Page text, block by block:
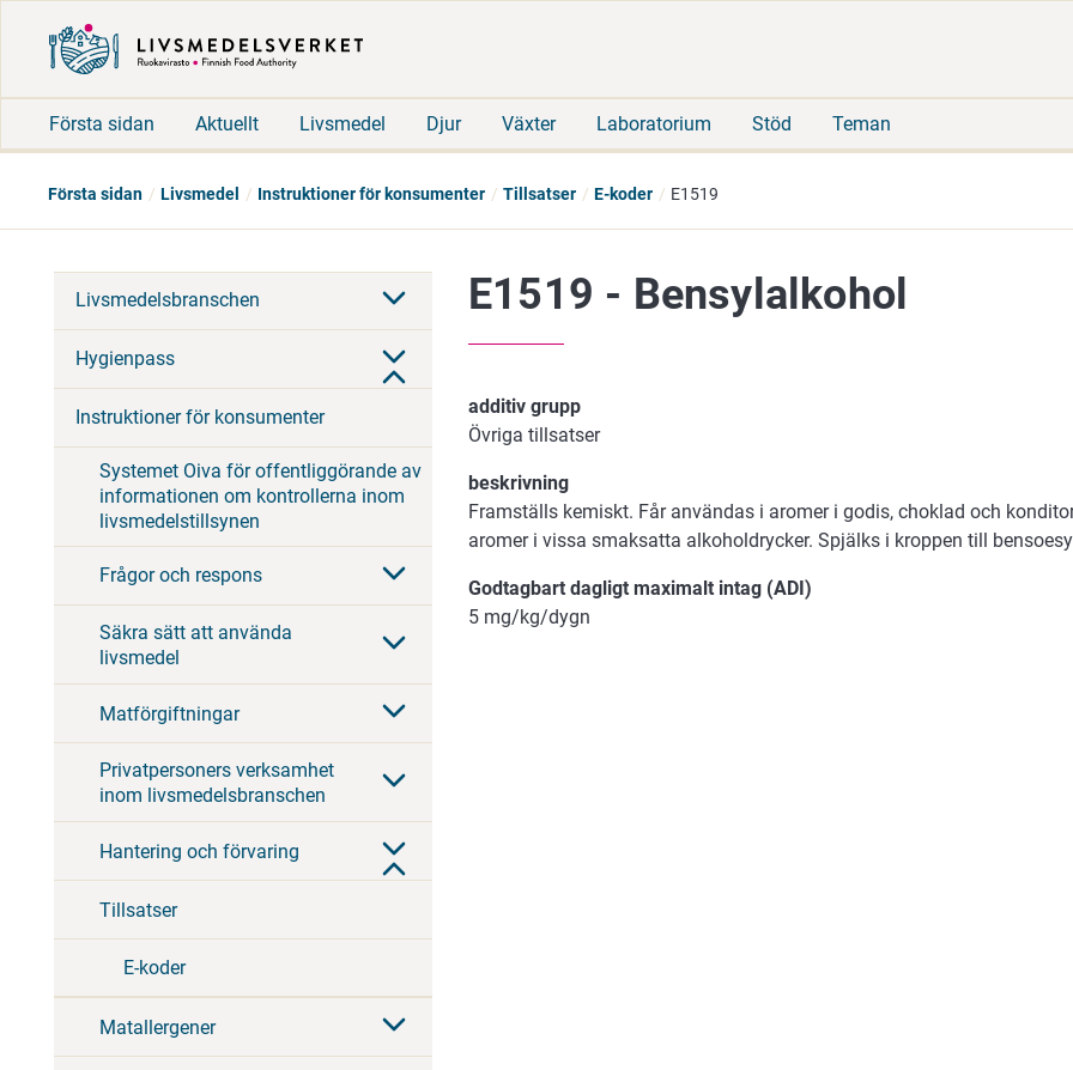
Första sidan
Aktuellt Livsmedel Djur Växter Laboratorium Stöd Teman
Första sidan Livsmedel Instruktioner för konsumenter Tillsatser E-koder E1519
Livsmedelsbranschen
Hygienpass
Instruktioner för konsumenter
Systemet Oiva för offentliggörande av
informationen om kontrollerna inom
livsmedelstillsynen
Frågor och respons
Säkra sätt att använda
livsmedel
Matförgiftningar
Privatpersoners verksamhet
inom livsmedelsbranschen
Hantering och förvaring
Tillsatser
E-koder
Matallergener
E1519 - Bensylalkohol
additiv grupp
Övriga tillsatser
beskrivning
Framställs kemiskt. Får användas i aromer i godis, choklad och
aromer i vissa smaksatta alkoholdrycker. Spjälks i kroppen till
Godtagbart dagligt maximalt intag (ADI)
5 mg/kg/dygn